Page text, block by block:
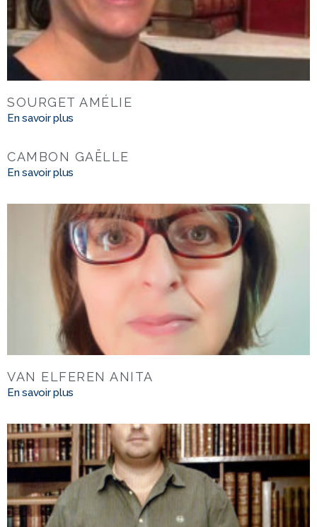
SOURGET AMÉLIE
En savoir plus
CAMBON GAËLLE
En savoir plus
VAN ELFEREN ANITA
En savoir plus